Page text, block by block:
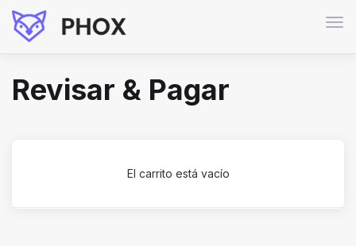
Revisar & Pagar
El carrito está vacío